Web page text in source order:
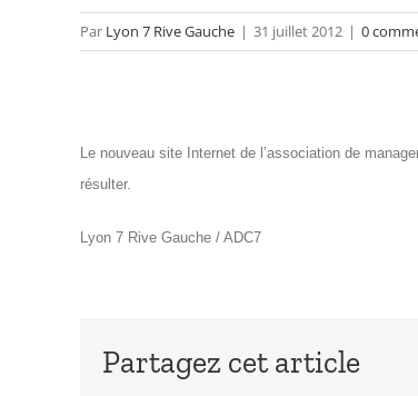
Par Lyon 7 Rive Gauche | 31 juillet 2012 | 0
Le nouveau site Internet de l’association de
résulter.
Lyon 7 Rive Gauche / ADC7
Partagez cet article